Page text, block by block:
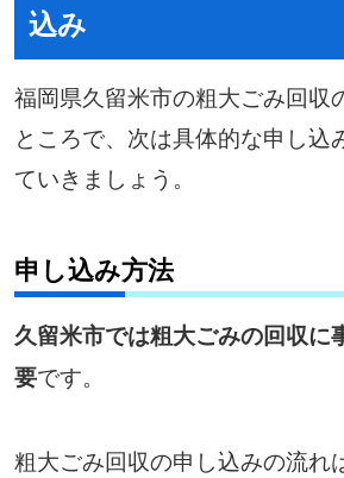
込み
福岡県久留米市の粗大ごみ回収
ところで、次は具体的な申し込
ていきましょう。
申し込み方法
久留米市では粗大ごみの回収に
要です。
粗大ごみ回収の申し込みの流れ